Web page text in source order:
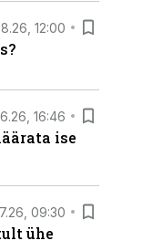
12:00
16:46
ise
09:30
ühe